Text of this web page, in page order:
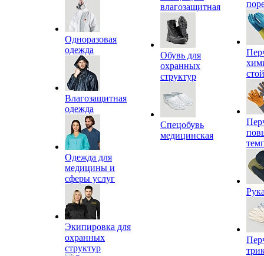
Одноразовая
одежда
Влагозащитная
одежда
Одежда для
медицины и
сферы услуг
Экипировка для
охранных
структур
влагозащитная
Обувь для
охранных
структур
Спецобувь
медицинская